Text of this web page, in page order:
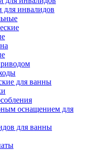
инвалидов
для ванны
оснащением для
для ванны